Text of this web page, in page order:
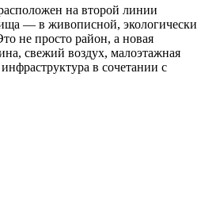
на второй линии
— в живописной, экологически
не просто район, а новая
свежий воздух, малоэтажная
в сочетании с